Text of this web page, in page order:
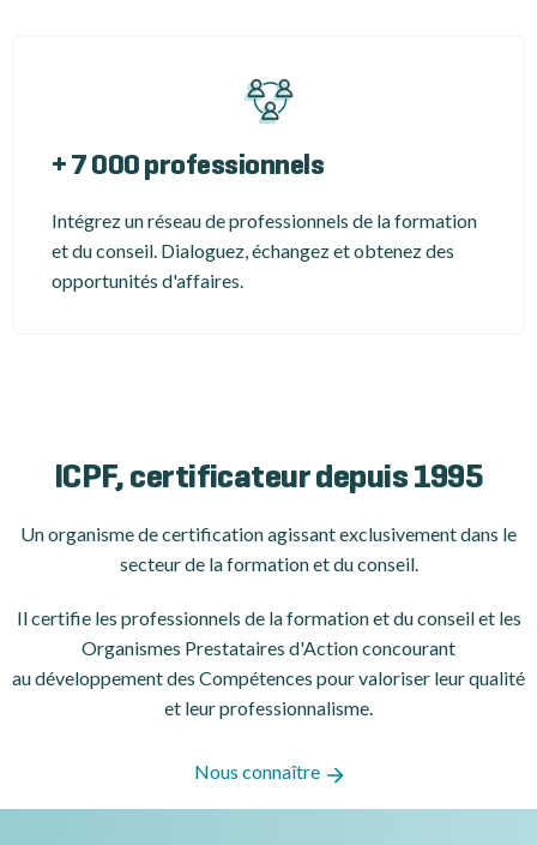
+ 7 000 professionnels
Intégrez un réseau de professionnels de la formation
et du conseil. Dialoguez, échangez et obtenez des
opportunités d'affaires.
ICPF, certificateur depuis 1995
Un organisme de certificationagissant exclusivement dans le
secteur de la formation et du conseil.
Il certifie les professionnels de la formation et du conseil et les
Organismes Prestataires d'Action concourant
au développement des Compétences pour valoriser leur qualité
et leur professionnalisme.
Nous connaître